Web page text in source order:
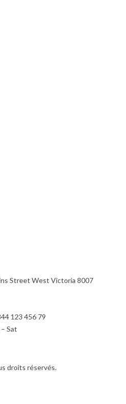
Street West Victoria 8007
123 456 79
Sat
droits réservés.